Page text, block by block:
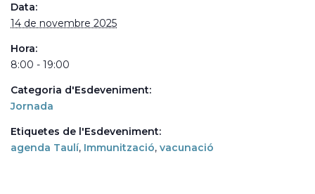
Data:
14 de novembre 2025
Hora:
8:00 - 19:00
Categoria d'Esdeveniment:
Jornada
Etiquetes de l'Esdeveniment:
agenda Taulí, Immunització, vacunació